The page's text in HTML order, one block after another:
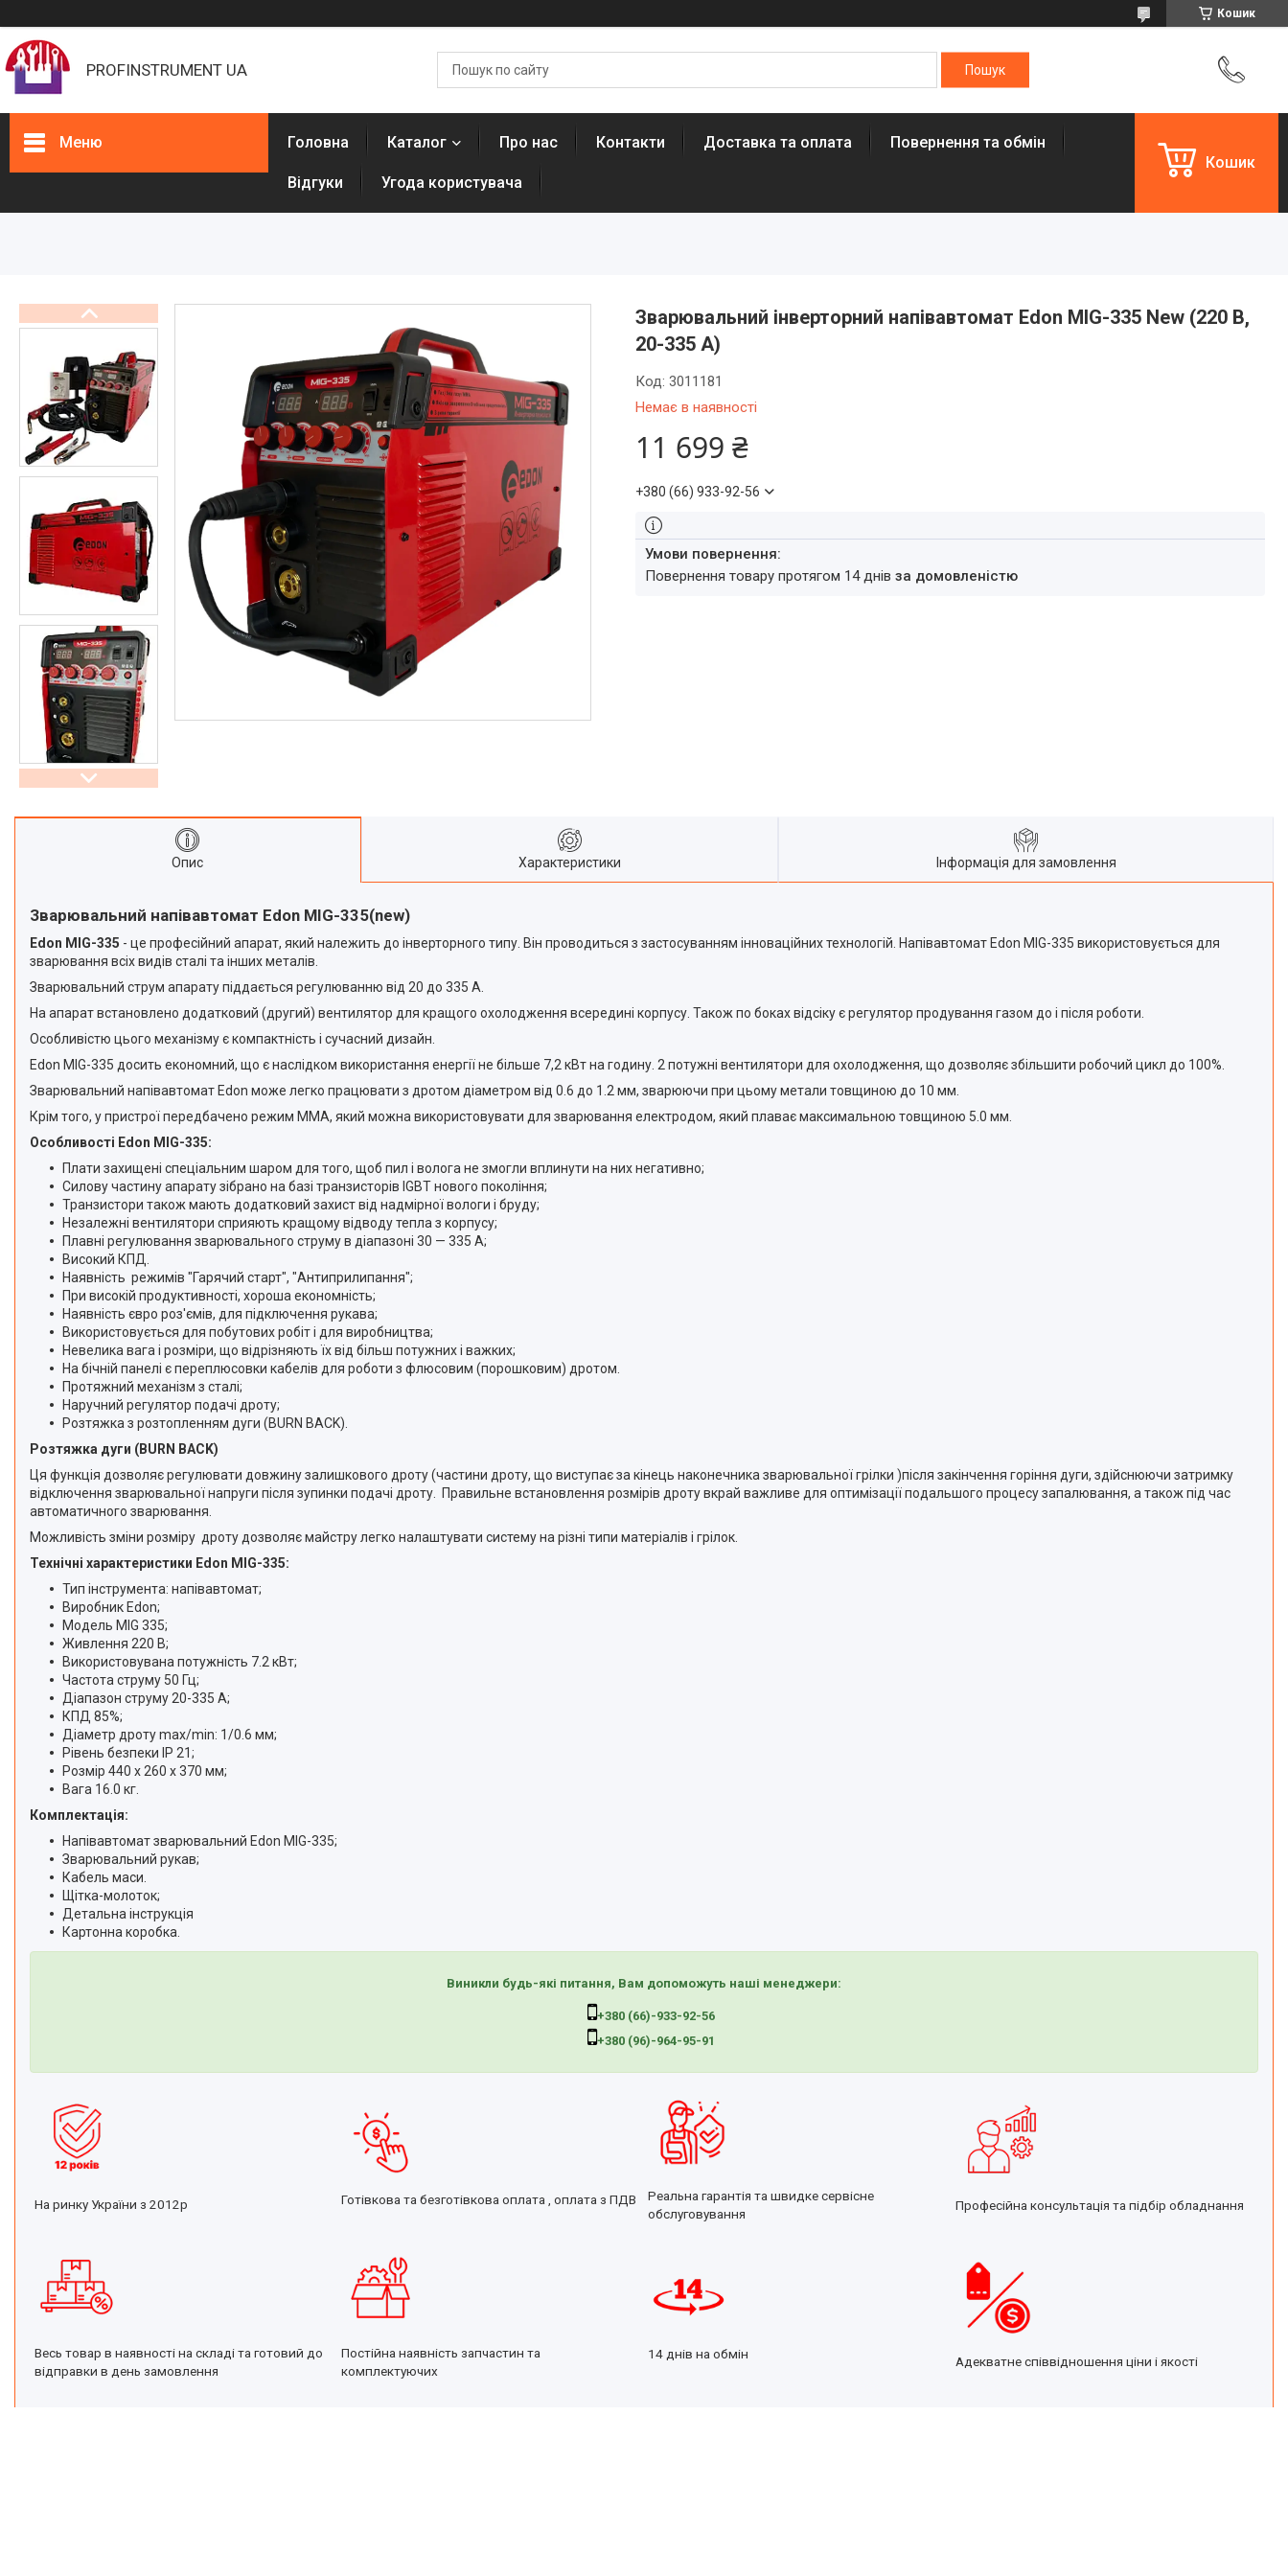
Кошик
PROFINSTRUMENT UA
Меню
Обладнання для виробництва
Обладнання для бетонних
підлог
Обладнання для прочищення
труб
Обладнання для прочистки
вентиляційних систем
Мийки високого тиску
Аксесуари для мийок високого
тиску
Інструменти PDR
Автохімчистка, детейлінг
Компресори та комплектуючі
Фарбування авто
Споттери
Обладнання для СТО
Фени для зварювання ПВХ
Лебідки та комплектуючі OFF-
ROAD
Плиткорізи та комплектуючі
Інструмент для шліфування та
порошкового фарбування
Екскаватори та комплектуючі
Автономні повітряні опалювачі
Швидкомонтажні пістолети
Обладнання для ремонту
спецтехніки
Бурові установки
Обладнання для чистки
Генератори
Плазморізи і Зварювальне
обладнання
Акумуляторний інструмент
Машини для миття підлоги
Акція
Іонізатори води
Головна Каталог Про нас Контакти Доставка та оплата Повернення та обмін
Відгуки Угода користувача
Кошик
Зварювальний інверторний напівавтомат Edon MIG-335 New (220 B,
20-335 А)
Немає в наявності
Код: 3011181
11 699 ₴
+380 (66) 933-92-56
повернення товару протягом 14 днів за домовленістю
Опис Характеристики Інформація для замовлення
Зварювальний напівавтомат Edon MIG-335(new)
Edon MIG-335 - це професійний апарат, який належить до інверторного типу. Він проводиться з застосуванням інноваційних технологій. Напівавтомат Edon MIG-335 використовується для
зварювання всіх видів сталі та інших металів.
Зварювальний струм апарату піддається регулюванню від 20 до 335 А.
На апарат встановлено додатковий (другий) вентилятор для кращого охолодження всередині корпусу. Також по боках відсіку є регулятор продування газом до і після роботи.
Особливістю цього механізму є компактність і сучасний дизайн.
Edon MIG-335 досить економний, що є наслідком використання енергії не більше 7,2 кВт на годину. 2 потужні вентилятори для охолодження, що дозволяє збільшити робочий цикл до 100%.
Зварювальний напівавтомат Edon може легко працювати з дротом діаметром від 0.6 до 1.2 мм, зварюючи при цьому метали товщиною до 10 мм.
Крім того, у пристрої передбачено режим ММА, який можна використовувати для зварювання електродом, який плаває максимальною товщиною 5.0 мм.
Особливості Edon MIG-335:
Плати захищені спеціальним шаром для того, щоб пил і волога не змогли вплинути на них негативно;
Силову частину апарату зібрано на базі транзисторів IGBT нового покоління;
Транзистори також мають додатковий захист від надмірної вологи і бруду;
Незалежні вентилятори сприяють кращому відводу тепла з корпусу;
Плавні регулювання зварювального струму в діапазоні 30 — 335 А;
Високий КПД.
Наявність режимів "Гарячий старт", "Антиприлипання";
При високій продуктивності, хороша економність;
Наявність євро роз'ємів, для підключення рукава;
Використовується для побутових робіт і для виробництва;
Невелика вага і розміри, що відрізняють їх від більш потужних і важких;
На бічній панелі є переплюсовки кабелів для роботи з флюсовим (порошковим) дротом.
Протяжний механізм з сталі;
Наручний регулятор подачі дроту;
Розтяжка з розтопленням дуги (BURN BACK).
Розтяжка дуги (BURN BACK)
Ця функція дозволяє регулювати довжину залишкового дроту (частини дроту, що виступає за кінець наконечника зварювальної грілки )після закінчення горіння дуги, здійснюючи затримку
відключення зварювальної напруги після зупинки подачі дроту. Правильне встановлення розмірів дроту вкрай важливе для оптимізації подальшого процесу запалювання, а також під час
автоматичного зварювання.
Можливість зміни розміру дроту дозволяє майстру легко налаштувати систему на різні типи матеріалів і грілок.
Технічні характеристики Edon MIG-335:
Тип інструмента: напівавтомат;
Виробник Edon;
Модель MIG 335;
Живлення 220 В;
Використовувана потужність 7.2 кВт;
Частота струму 50 Гц;
Діапазон струму 20-335 А;
КПД 85%;
Діаметр дроту max/min: 1/0.6 мм;
Рівень безпеки IP 21;
Розмір 440 x 260 x 370 мм;
Вага 16.0 кг.
Комплектація:
Напівавтомат зварювальний Edon MIG-335;
Зварювальний рукав;
Кабель маси.
Щітка-молоток;
Детальна інструкція
Картонна коробка.
Виникли будь-які питання, Вам допоможуть наші менеджери:
+380 (66)-933-92-56
+380 (96)-964-95-91
На ринку України з 2012р Готівкова та безготівкова оплата , оплата з ПДВ
Реальна гарантія та швидке сервісне
обслуговування
Професійна консультація та підбір обладнання
Весь товар в наявності на складі та готовий до
відправки в день замовлення
Постійна наявність запчастин та
комплектуючих
14 днів на обмін
Адекватне співвідношення ціни і якості